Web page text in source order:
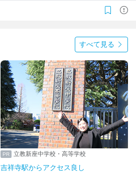
すべて見る
立教新座中学校・高等学校
吉祥寺駅からアクセス良し